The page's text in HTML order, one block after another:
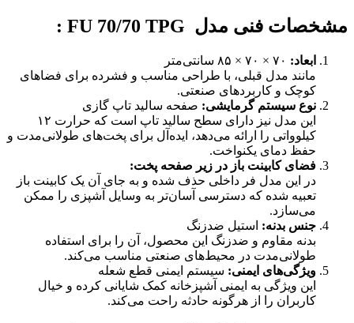
مشخصات فنی مدل FU 70/70 TPG
:
ابعاد:
مانند مدل قبلی، با طراحی مناسب و فشرده برای فضاهای
کوچک و کاربردهای صنعتی.
نوع سیستم گرمایشی: صفحه سالید تاپ گازی
این مدل نیز دارای سطح سالید تاپ است که حرارت ۱۲
کیلوواتی را ارائه می‌دهد، ایده‌آل برای پخت‌های طولانی‌مدت و
حفظ دمای یکنواخت.
فضای کابینت باز در زیر صفحه پخت:
در این مدل فر داخلی حذف شده و به جای آن یک کابینت باز
تعبیه شده که دسترسی آسان‌تر به وسایل آشپزی را ممکن
می‌سازد.
جنس بدنه: استیل ضدزنگ
بدنه مقاوم و ضدزنگ این محصول، آن را برای استفاده
طولانی‌مدت در محیط‌های صنعتی مناسب می‌کند.
ویژگی‌های ایمنی: سیستم ایمنی قطع شعله
این ویژگی به ایمنی آشپزخانه کمک شایانی کرده و خیال
کاربران را از هرگونه حادثه راحت می‌کند.